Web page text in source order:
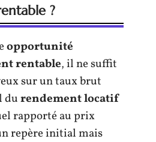
?
opportunité
rentable, il ne suffit
sur un taux brut
durendement locatif
rapporté au prix
repère initial mais